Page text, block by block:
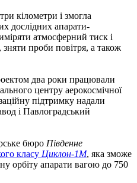
кілометри і змогла
дослідних апарати-
атмосферний тиск і
зняти проби повітря, а також
два роки працювали
центру аерокосмічної
підтримку надали
і Павлоградський
бюро Південне
класу Циклон-1М, яка зможе
орбіту апарати вагою до 750